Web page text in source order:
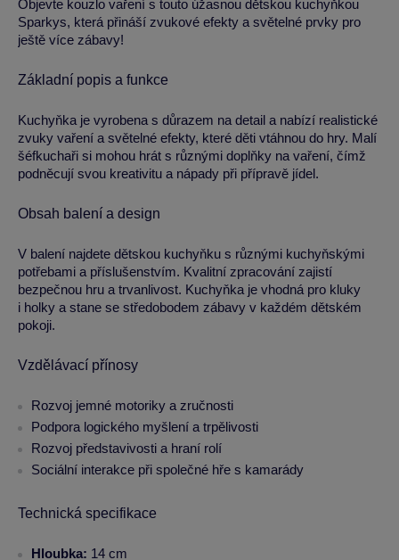
Objevte kouzlo vaření s touto úžasnou dětskou kuchyňkou
Sparkys, která přináší zvukové efekty a světelné prvky pro
ještě více zábavy!
Základní popis a funkce
Kuchyňka je vyrobena s důrazem na detail a nabízí realistické
zvuky vaření a světelné efekty, které děti vtáhnou do hry. Malí
šéfkuchaři si mohou hrát s různými doplňky na vaření, čímž
podněcují svou kreativitu a nápady při přípravě jídel.
Obsah balení a design
V balení najdete dětskou kuchyňku s různými kuchyňskými
potřebami a příslušenstvím. Kvalitní zpracování zajistí
bezpečnou hru a trvanlivost. Kuchyňka je vhodná pro kluky
i holky a stane se středobodem zábavy v každém dětském
pokoji.
Vzdělávací přínosy
Rozvoj jemné motoriky a zručnosti
Podpora logického myšlení a trpělivosti
Rozvoj představivosti a hraní rolí
Sociální interakce při společné hře s kamarády
Technická specifikace
Hloubka: 14 cm